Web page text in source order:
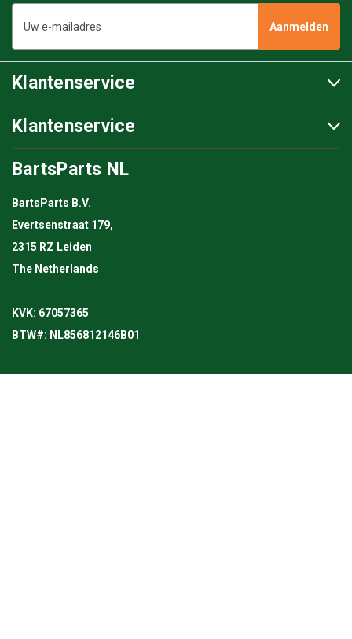
mailadres
Klantenservice
Klantenservice
BartsParts NL
BartsParts B.V.
Evertsenstraat 179,
2315 RZ Leiden
The Netherlands
KVK: 67057365
BTW#: NL856812146B01